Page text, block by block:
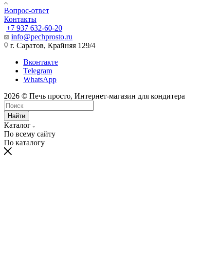
Вопрос-ответ
Контакты
+7 937 632-60-20
info@pechprosto.ru
г. Саратов, Крайняя 129/4
Вконтакте
Telegram
WhatsApp
2026 © Печь просто, Интернет-магазин для кондитера
Найти
Каталог
По всему сайту
По каталогу